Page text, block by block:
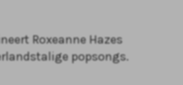
Roxeanne Hazes
popsongs.